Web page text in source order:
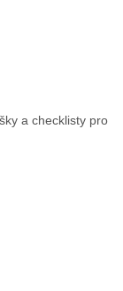
a checklisty pro